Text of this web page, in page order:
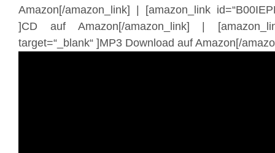
Amazon[/amazon_link] | [amazon_link
]CD auf Amazon[/amazon_link] |
target=“_blank“ ]MP3 Download auf Amazon[/